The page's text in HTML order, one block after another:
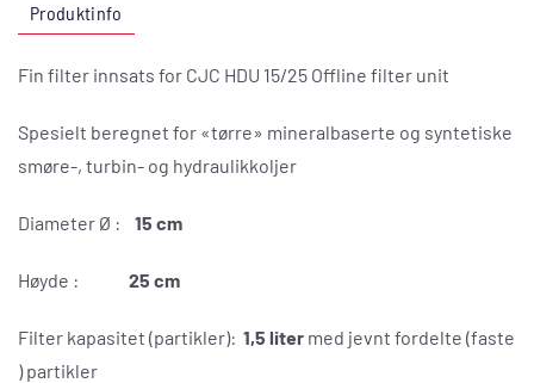
Produktinfo
Fin filter innsats for CJC HDU 15/25 Offline filter unit
Spesielt beregnet for «tørre» mineralbaserte og syntetiske
smøre-, turbin- og hydraulikkoljer
Diameter Ø : 15 cm
Høyde : 25 cm
Filter kapasitet (partikler): 1,5 liter med jevnt fordelte (faste
) partikler